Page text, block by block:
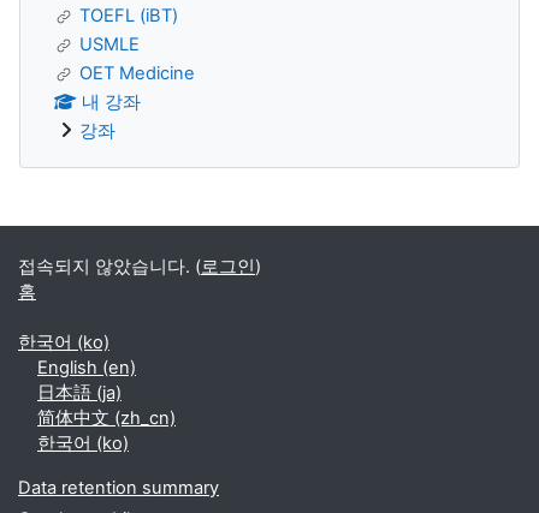
TOEFL (iBT)
USMLE
OET Medicine
내 강좌
강좌
Supplementary blocks
접속되지 않았습니다. (로그인)
홈
한국어 ‎(ko)‎
English ‎(en)‎
日本語 ‎(ja)‎
简体中文 ‎(zh_cn)‎
한국어 ‎(ko)‎
Data retention summary